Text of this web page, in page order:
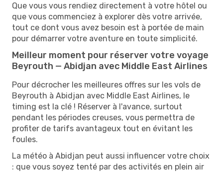
Que vous vous rendiez directement à votre hôtel ou
que vous commenciez à explorer dès votre arrivée,
tout ce dont vous avez besoin est à portée de main
pour démarrer votre aventure en toute simplicité.
Meilleur moment pour réserver votre voyage
Beyrouth — Abidjan avec Middle East Airlines
Pour décrocher les meilleures offres sur les vols de
Beyrouth à Abidjan avec Middle East Airlines, le
timing est la clé ! Réserver à l'avance, surtout
pendant les périodes creuses, vous permettra de
profiter de tarifs avantageux tout en évitant les
foules.
La météo à Abidjan peut aussi influencer votre choix
: que vous soyez tenté par des activités en plein air